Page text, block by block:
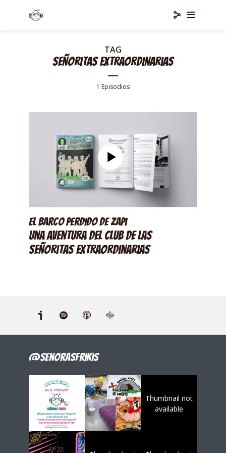
TAG
señoritas extraordinarias
1 Episodios
El barco Perdido de Zapi
Una aventura del Club de las
Señoritas Extraordinarias
@senorasfrikis
Thumbnail not
available